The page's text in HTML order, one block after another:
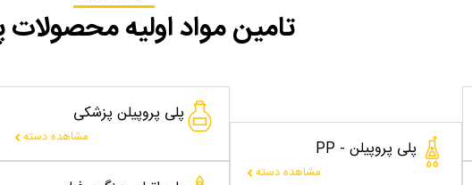
تامین مواد اولیه محصولات
پلی پروپیلن - PP
مشاهده دسته
پلی پروپیلن پزشکی
مشاهده دسته